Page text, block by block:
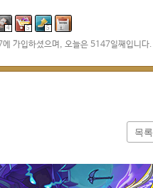
4 5 5
가입하셨으며, 오늘은 5147일째입니다.
목록